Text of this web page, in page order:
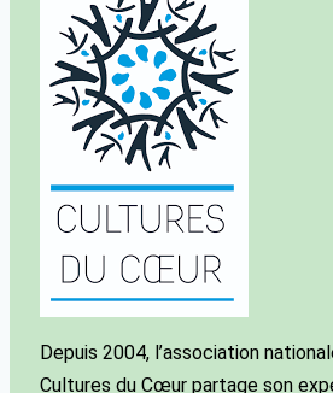
Depuis 2004, l’association
Cultures du Cœur partage son